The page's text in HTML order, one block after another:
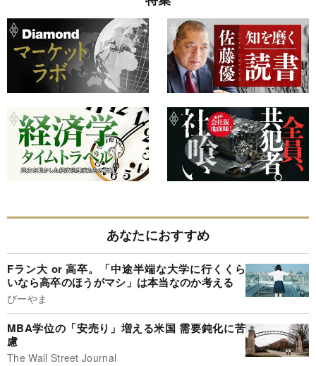
あなたにおすすめ
Fラン大 or 高卒。「中途半端な大学に行くくら
いなら高卒のほうがマシ」は本当なのか考える
びーやま
MBA学位の「安売り」増える米国 需要鈍化に苦
慮
The Wall Street Journal